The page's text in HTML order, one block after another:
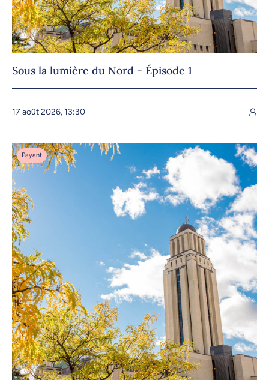
Sous la lumière du Nord - Épisode 1
17 août 2026, 13:30
Payant